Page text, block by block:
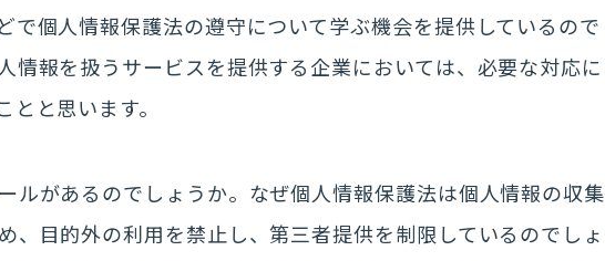
で個人情報保護法の遵守について学ぶ機会を提供しているので
情報を扱うサービスを提供する企業においては、必要な対応に
と思います。
ルがあるのでしょうか。なぜ個人情報保護法は個人情報の収集
、目的外の利用を禁止し、第三者提供を制限しているのでしょ